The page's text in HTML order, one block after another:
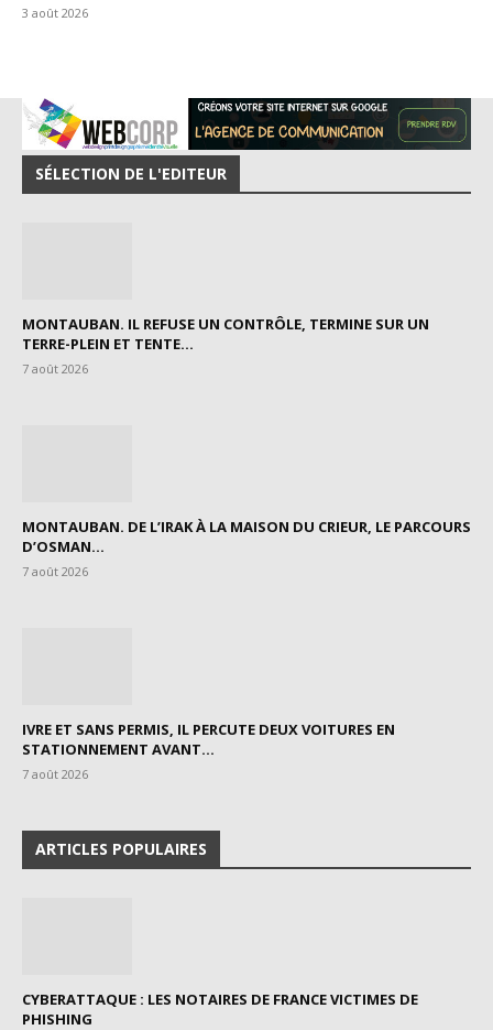
3 août 2026
SÉLECTION DE L'EDITEUR
MONTAUBAN. IL REFUSE UN CONTRÔLE, TERMINE SUR UN
TERRE-PLEIN ET TENTE...
7 août 2026
MONTAUBAN. DE L’IRAK À LA MAISON DU CRIEUR, LE PARCOURS
D’OSMAN...
7 août 2026
IVRE ET SANS PERMIS, IL PERCUTE DEUX VOITURES EN
STATIONNEMENT AVANT...
7 août 2026
ARTICLES POPULAIRES
CYBERATTAQUE : LES NOTAIRES DE FRANCE VICTIMES DE
PHISHING